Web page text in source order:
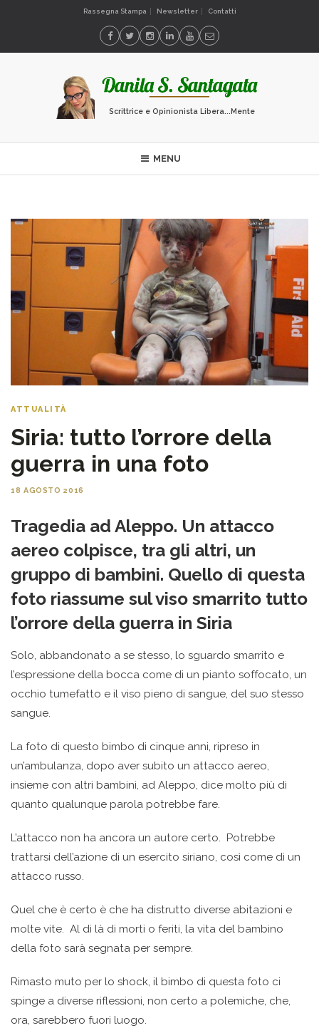
Rassegna Stampa Newsletter Contatti
Scrittrice e Opinionista Libera...Mente
MENU
ATTUALITÀ
Siria: tutto l’orrore della
guerra in una foto
18 AGOSTO 2016
Tragedia ad Aleppo. Un attacco
aereo colpisce, tra gli altri, un
gruppo di bambini. Quello di questa
foto riassume sul viso smarrito tutto
l’orrore della guerra in Siria
Solo, abbandonato a se stesso, lo sguardo smarrito e
l’espressione della bocca come di un pianto soffocato, un
occhio tumefatto e il viso pieno di sangue, del suo stesso
sangue.
La foto di questo bimbo di cinque anni, ripreso in
un’ambulanza, dopo aver subito un attacco aereo,
insieme con altri bambini, ad Aleppo, dice molto più di
quanto qualunque parola potrebbe fare.
L’attacco non ha ancora un autore certo. Potrebbe
trattarsi dell’azione di un esercito siriano, così come di un
attacco russo.
Quel che è certo è che ha distrutto diverse abitazioni e
molte vite. Al di là di morti o feriti, la vita del bambino
della foto sarà segnata per sempre.
Rimasto muto per lo shock, il bimbo di questa foto ci
spinge a diverse riflessioni, non certo a polemiche, che,
ora, sarebbero fuori luogo.